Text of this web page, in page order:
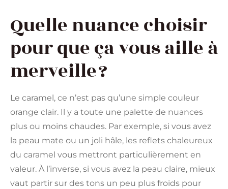
Quelle nuance choisir
pour que ça vous aille à
merveille ?
Le caramel, ce n’est pas qu’une simple couleur
orange clair. Il y a toute une palette de nuances
plus ou moins chaudes. Par exemple, si vous avez
la peau mate ou un joli hâle, les reflets chaleureux
du caramel vous mettront particulièrement en
valeur. À l’inverse, si vous avez la peau claire, mieux
vaut partir sur des tons un peu plus froids pour